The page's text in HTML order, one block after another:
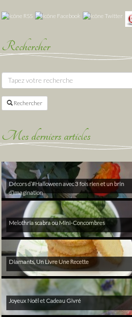
Rechercher
Rechercher
Mes derniers articles
Décors d’#Halloween avec 3 fois rien et un brin
d’imagination
Melothria scabra ou Mini-Concombres
Diamants, Un Livre Une Recette
Joyeux Noël et Cadeau Givré